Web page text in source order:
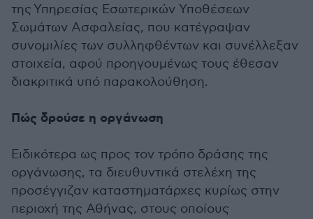
της Υπηρεσίας Εσωτερικών Υποθέσεων
Σωμάτων Ασφαλείας, που κατέγραψαν
συνομιλίες των συλληφθέντων και συνέλλεξαν
στοιχεία, αφού προηγουμένως τους έθεσαν
διακριτικά υπό παρακολούθηση.
Πώς δρούσε η οργάνωση
Ειδικότερα ως προς τον τρόπο δράσης της
οργάνωσης, τα διευθυντικά στελέχη της
προσέγγιζαν καταστηματάρχες κυρίως στην
περιοχή της Αθήνας, στους οποίους